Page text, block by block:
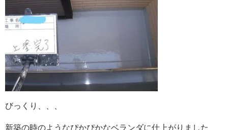
びっくり、、、
新築の時のようなぴかぴかなベランダに仕上がりました